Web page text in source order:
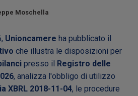
Moschella
Unioncamere ha pubblicato il
che illustra le disposizioni per
presso il Registro delle
, analizza l'obbligo di utilizzo
XBRL 2018-11-04, le procedure